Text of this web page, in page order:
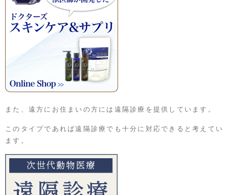
また、遠方にお住まいの方には遠隔診療を提供しています。
このタイプであれば遠隔診療でも十分に対応できると考えてい
ます。